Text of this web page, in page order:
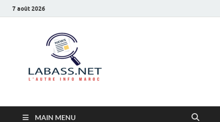
7 août 2026
MAIN MENU